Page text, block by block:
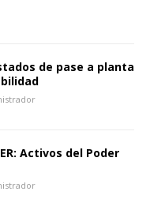
de pase a planta
Activos del Poder